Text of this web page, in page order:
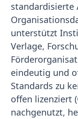
standardisierte
unterstützt
Verlage,
eindeutig und
Standards zu
offen lizenziert
nachgenutzt,